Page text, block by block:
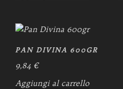
PAN DIVINA 600GR
9,84 €
Aggiungi al carrello